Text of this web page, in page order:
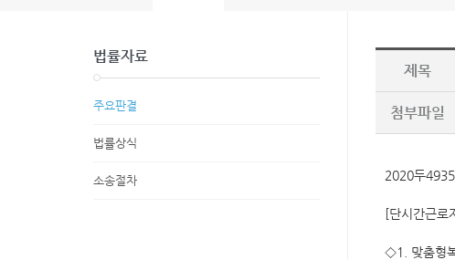
제목
첨부파일
2020두
[단시간근로
◇1. 맞춤형
법률자료
주요판결
법률상식
소송절차